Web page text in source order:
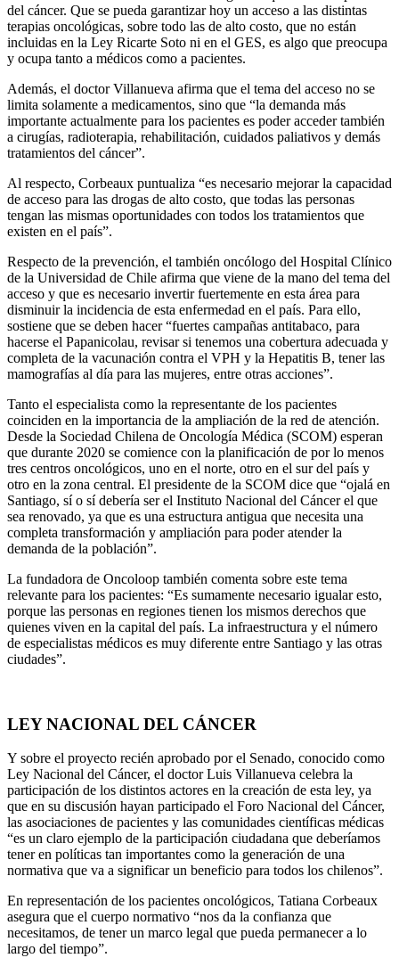
del cáncer. Que se pueda garantizar hoy un acceso a las distintas
terapias oncológicas, sobre todo las de alto costo, que no están
incluidas en la Ley Ricarte Soto ni en el GES, es algo que preocupa
y ocupa tanto a médicos como a pacientes.
Además, el doctor Villanueva afirma que el tema del acceso no se
limita solamente a medicamentos, sino que “la demanda más
importante actualmente para los pacientes es poder acceder también
a cirugías, radioterapia, rehabilitación, cuidados paliativos y demás
tratamientos del cáncer”.
Al respecto, Corbeaux puntualiza “es necesario mejorar la capacidad
de acceso para las drogas de alto costo, que todas las personas
tengan las mismas oportunidades con todos los tratamientos que
existen en el país”.
Respecto de la prevención, el también oncólogo del Hospital Clínico
de la Universidad de Chile afirma que viene de la mano del tema del
acceso y que es necesario invertir fuertemente en esta área para
disminuir la incidencia de esta enfermedad en el país. Para ello,
sostiene que se deben hacer “fuertes campañas antitabaco, para
hacerse el Papanicolau, revisar si tenemos una cobertura adecuada y
completa de la vacunación contra el VPH y la Hepatitis B, tener las
mamografías al día para las mujeres, entre otras acciones”.
Tanto el especialista como la representante de los pacientes
coinciden en la importancia de la ampliación de la red de atención.
Desde la Sociedad Chilena de Oncología Médica (SCOM) esperan
que durante 2020 se comience con la planificación de por lo menos
tres centros oncológicos, uno en el norte, otro en el sur del país y
otro en la zona central. El presidente de la SCOM dice que “ojalá en
Santiago, sí o sí debería ser el Instituto Nacional del Cáncer el que
sea renovado, ya que es una estructura antigua que necesita una
completa transformación y ampliación para poder atender la
demanda de la población”.
La fundadora de Oncoloop también comenta sobre este tema
relevante para los pacientes: “Es sumamente necesario igualar esto,
porque las personas en regiones tienen los mismos derechos que
quienes viven en la capital del país. La infraestructura y el número
de especialistas médicos es muy diferente entre Santiago y las otras
ciudades”.
LEY NACIONAL DEL CÁNCER
Y sobre el proyecto recién aprobado por el Senado, conocido como
Ley Nacional del Cáncer, el doctor Luis Villanueva celebra la
participación de los distintos actores en la creación de esta ley, ya
que en su discusión hayan participado el Foro Nacional del Cáncer,
las asociaciones de pacientes y las comunidades científicas médicas
“es un claro ejemplo de la participación ciudadana que deberíamos
tener en políticas tan importantes como la generación de una
normativa que va a significar un beneficio para todos los chilenos”.
En representación de los pacientes oncológicos, Tatiana Corbeaux
asegura que el cuerpo normativo “nos da la confianza que
necesitamos, de tener un marco legal que pueda permanecer a lo
largo del tiempo”.